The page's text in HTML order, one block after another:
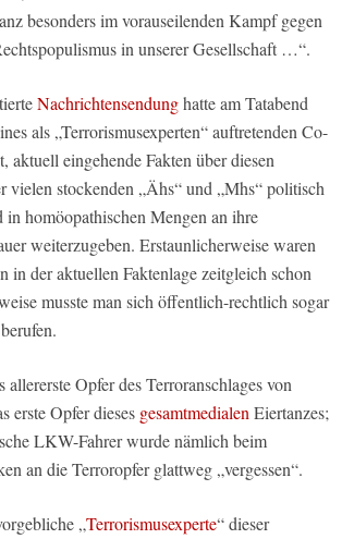
besonders im vorauseilenden Kampf gegen
in unserer Gesellschaft …“.
Nachrichtensendunghatte am Tatabend
als „Terrorismusexperten“ auftretenden Co-
aktuell eingehende Fakten über diesen
vielen stockenden „Ähs“ und „Mhs“ politisch
homöopathischen Mengen an ihre
weiterzugeben. Erstaunlicherweise waren
in der aktuellen Faktenlage zeitgleich schon
musste man sich öffentlich-rechtlich sogar
Opfer des Terroranschlages von
erste Opfer dieses gesamtmedialenEiertanzes;
LKW-Fahrer wurde nämlich beim
an die Terroropfer glattweg „vergessen“.
„Terrorismusexperte“ dieser